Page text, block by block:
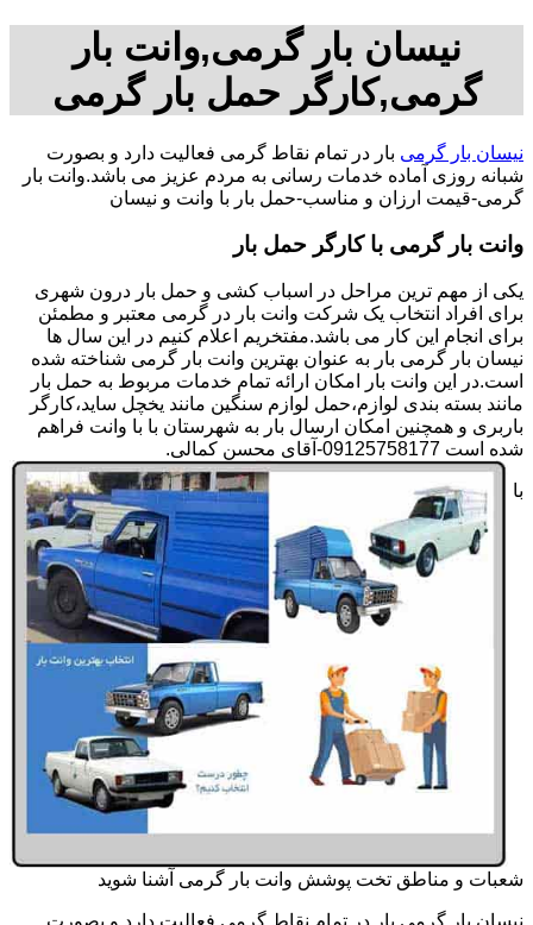
نیسان بار گرمی,وانت بار
گرمی,کارگر حمل بار گرمی
نیسان بار گرمی بار در تمام نقاط گرمی فعالیت دارد و بصورت
شبانه روزی آماده خدمات رسانی به مردم عزیز می باشد.وانت بار
گرمی-قیمت ارزان و مناسب-حمل بار با وانت و نیسان
وانت بار گرمی با کارگر حمل بار
یکی از مهم ترین مراحل در اسباب کشی و حمل بار درون شهری
برای افراد انتخاب یک شرکت وانت بار در گرمی معتبر و مطمئن
برای انجام این کار می باشد.مفتخریم اعلام کنیم در این سال ها
نیسان بار گرمی بار به عنوان بهترین وانت بار گرمی شناخته شده
است.در این وانت بار امکان ارائه تمام خدمات مربوط به حمل بار
مانند بسته بندی لوازم،حمل لوازم سنگین مانند یخچل ساید،کارگر
باربری و همچنین امکان ارسال بار به شهرستان با با وانت فراهم
شده است 09125758177-آقای محسن کمالی.
با
شعبات و مناطق تخت پوشش وانت بار گرمی آشنا شوید